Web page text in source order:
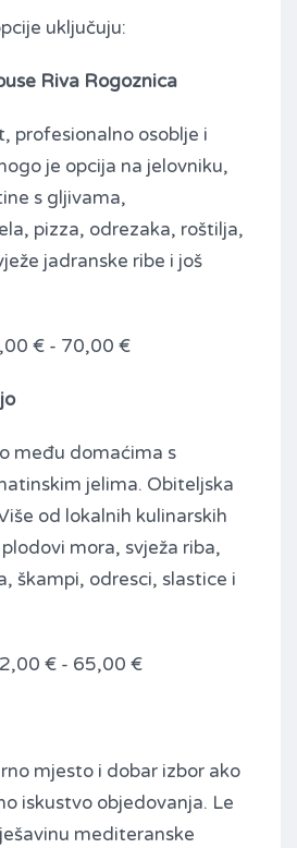
uključuju:
Riva Rogoznica
profesionalno osoblje i
je opcija na jelovniku,
s gljivama,
pizza, odrezaka, roštilja,
jadranske ribe i još
€ - 70,00 €
među domaćima s
jelima. Obiteljska
od lokalnih kulinarskih
mora, svježa riba,
škampi, odresci, slastice i
€ - 65,00 €
mjesto i dobar izbor ako
iskustvo objedovanja. Le
mediteranske